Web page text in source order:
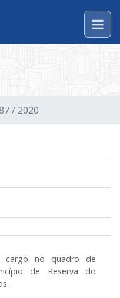
/ 2020
cargo no quadro de
de Reserva do